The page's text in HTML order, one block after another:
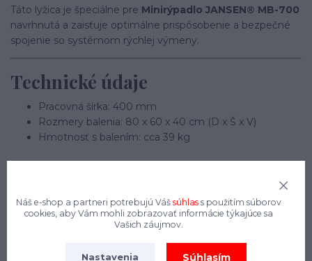
Táto lyžica je špeciálne pre Minirýpadlo JANSEN® MB-700
navrhnutá a zaisťuje optimálne prispôsobenie a bezpečné
spojenie so systémom rýchlej výmeny.
Technické údaje
Pracovná šírka: 400 mm
Rozmery balenia: 80 x 60 x 40 cm (D x Š x V)
Hmotnosť s balením: cca 39 kg
Náš e-shop a partneri potrebujú Vášsúhlas s použitím súborov
cookies, aby Vám mohli zobrazovať informácie týkajúce sa
Vašich záujmov.
Nastavenia Súhlasím